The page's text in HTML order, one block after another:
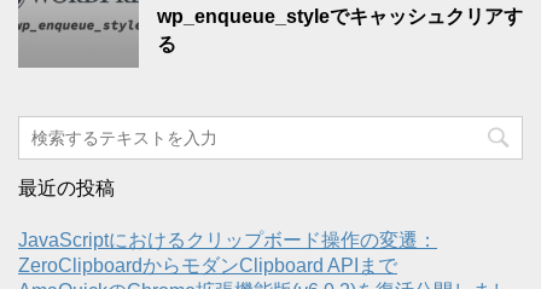
wp_enqueue_styleでキャッシュクリアす
る
最近の投稿
JavaScriptにおけるクリップボード操作の変遷：
ZeroClipboardからモダンClipboard APIまで